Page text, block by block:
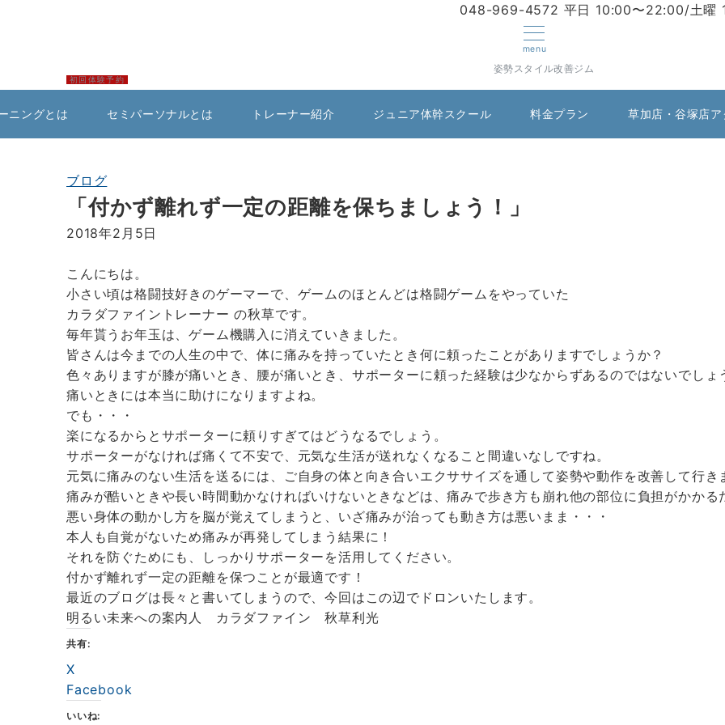
048-969-4572 平日 10:00〜22:00/土曜
menu
姿勢スタイル改善ジム
初回体験予約
ニングとは セミパーソナルとは トレーナー紹介 ジュニア体幹スクール 料金プラン 草加店・谷塚店
ブログ
「付かず離れず一定の距離を保ちましょう！」
2018年2月5日
こんにちは。
小さい頃は格闘技好きのゲーマーで、ゲームのほとんどは格闘ゲームをやっていた
カラダファイントレーナー の秋草です。
毎年貰うお年玉は、ゲーム機購入に消えていきました。
皆さんは今までの人生の中で、体に痛みを持っていたとき何に頼ったことがありますでしょうか？
色々ありますが膝が痛いとき、腰が痛いとき、サポーターに頼った経験は少なからずあるのではないでしょ
痛いときには本当に助けになりますよね。
でも・・・
楽になるからとサポーターに頼りすぎてはどうなるでしょう。
サポーターがなければ痛くて不安で、元気な生活が送れなくなること間違いなしですね。
元気に痛みのない生活を送るには、ご自身の体と向き合いエクササイズを通して姿勢や動作を改善して行き
痛みが酷いときや長い時間動かなければいけないときなどは、痛みで歩き方も崩れ他の部位に負担がかかる
悪い身体の動かし方を脳が覚えてしまうと、いざ痛みが治っても動き方は悪いまま・・・
本人も自覚がないため痛みが再発してしまう結果に！
それを防ぐためにも、しっかりサポーターを活用してください。
付かず離れず一定の距離を保つことが最適です！
最近のブログは長々と書いてしまうので、今回はこの辺でドロンいたします。
明るい未来への案内人 カラダファイン 秋草利光
共有:
X
Facebook
いいね: